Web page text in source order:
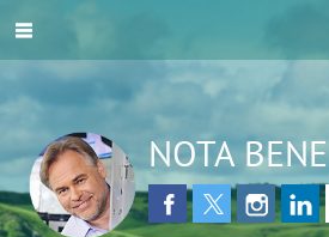
NOTA BENE